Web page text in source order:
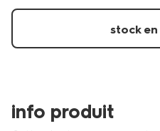
coton-
glaces-
stock
info produit